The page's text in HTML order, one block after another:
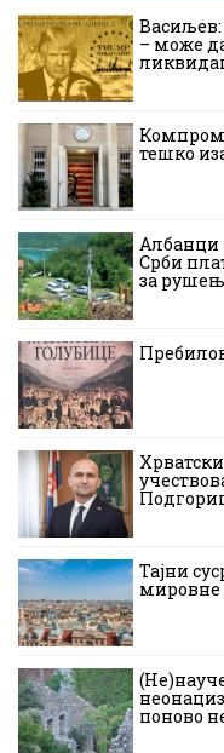
Васиљев:
– може
тешко
Албанци
Срби
за
Тајни
мировне
поново